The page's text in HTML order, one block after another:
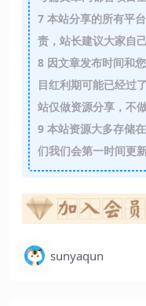
7本站分享的所有平
责，站长建议大家自
8因文章发布时间和
目红利期可能已经过
站仅做资源分享，不
9本站资源大多存储
们我们会第一时间更新
sunyaqun